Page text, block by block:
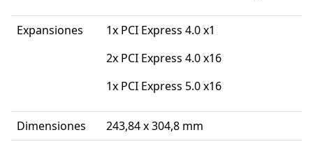
Expansiones
1x PCI Express 4.0 x1
2x PCI Express 4.0 x16
1x PCI Express 5.0 x16
Dimensiones 243,84 x 304,8 mm